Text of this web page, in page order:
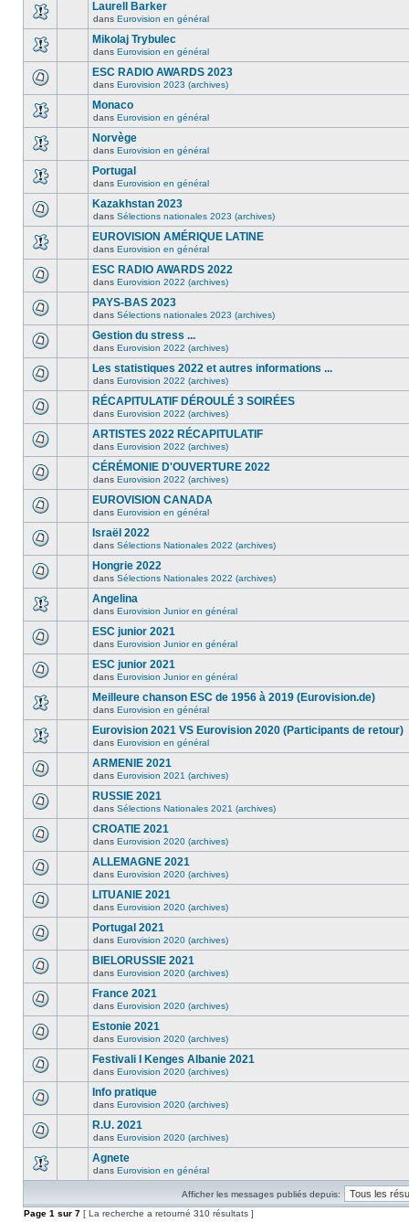
Laurell Barker
dans Eurovision en général
Mikolaj Trybulec
dans Eurovision en général
ESC RADIO AWARDS 2023
dans Eurovision 2023 (archives)
Monaco
dans Eurovision en général
Norvège
dans Eurovision en général
Portugal
dans Eurovision en général
Kazakhstan 2023
dans Sélections nationales 2023 (archives)
EUROVISION AMÉRIQUE LATINE
dans Eurovision en général
ESC RADIO AWARDS 2022
dans Eurovision 2022 (archives)
PAYS-BAS 2023
dans Sélections nationales 2023 (archives)
Gestion du stress ...
dans Eurovision 2022 (archives)
Les statistiques 2022 et autres informations ...
dans Eurovision 2022 (archives)
RÉCAPITULATIF DÉROULÉ 3 SOIRÉES
dans Eurovision 2022 (archives)
ARTISTES 2022 RÉCAPITULATIF
dans Eurovision 2022 (archives)
CÉRÉMONIE D'OUVERTURE 2022
dans Eurovision 2022 (archives)
EUROVISION CANADA
dans Eurovision en général
Israël 2022
dans Sélections Nationales 2022 (archives)
Hongrie 2022
dans Sélections Nationales 2022 (archives)
Angelina
dans Eurovision Junior en général
ESC junior 2021
dans Eurovision Junior en général
ESC junior 2021
dans Eurovision Junior en général
Meilleure chanson ESC de 1956 à 2019 (Eurovision.de)
dans Eurovision en général
Eurovision 2021 VS Eurovision 2020 (Participants de retour)
dans Eurovision en général
ARMENIE 2021
dans Eurovision 2021 (archives)
RUSSIE 2021
dans Sélections Nationales 2021 (archives)
CROATIE 2021
dans Eurovision 2020 (archives)
ALLEMAGNE 2021
dans Eurovision 2020 (archives)
LITUANIE 2021
dans Eurovision 2020 (archives)
Portugal 2021
dans Eurovision 2020 (archives)
BIELORUSSIE 2021
dans Eurovision 2020 (archives)
France 2021
dans Eurovision 2020 (archives)
Estonie 2021
dans Eurovision 2020 (archives)
Festivali I Kenges Albanie 2021
dans Eurovision 2020 (archives)
Info pratique
dans Eurovision 2020 (archives)
R.U. 2021
dans Eurovision 2020 (archives)
Agnete
dans Eurovision en général
Afficher les messages publiés depuis:
Page 1 sur 7 [ La recherche a retourné 310 résultats ]